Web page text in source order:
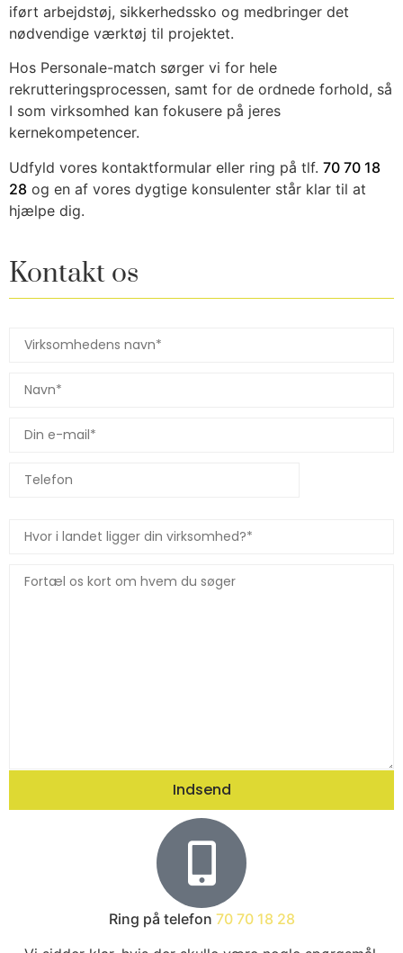
iført arbejdstøj, sikkerhedssko og medbringer det
nødvendige værktøj til projektet.
Hos Personale-match sørger vi for hele
rekrutteringsprocessen, samt for de ordnede forhold, så
I som virksomhed kan fokusere på jeres
kernekompetencer.
Udfyld vores kontaktformular eller ring på tlf. 70 70 18
28 og en af vores dygtige konsulenter står klar til at
hjælpe dig.
Kontakt os
Ring på telefon 70 70 18 28